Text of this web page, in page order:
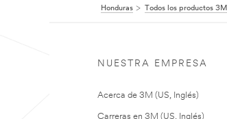
Honduras Todos los productos 3M
NUESTRA EMPRESA
Acerca de 3M (US, Inglés)
Carreras en 3M (US, Inglés)